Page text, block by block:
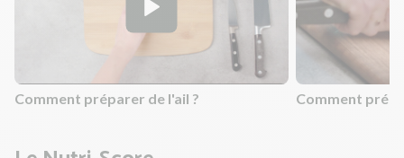
Comment préparer de l'ail ? Comment